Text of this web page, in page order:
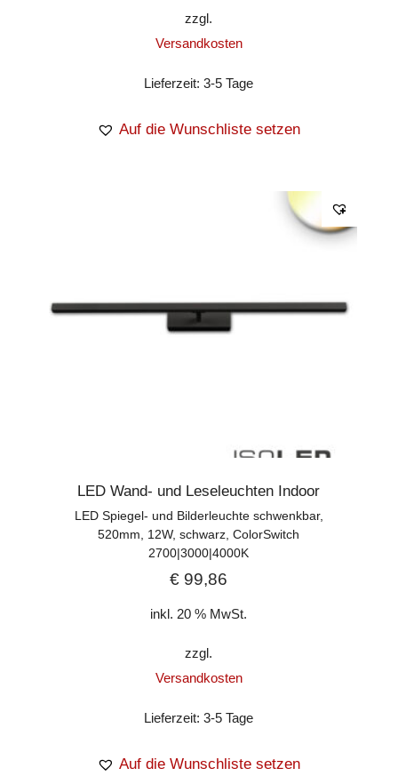
zzgl.
Versandkosten
Lieferzeit:3-5 Tage
Auf die Wunschliste setzen
LED Wand- und Leseleuchten Indoor
LED Spiegel- und Bilderleuchte schwenkbar,
520mm, 12W, schwarz, ColorSwitch
2700|3000|4000K
€ 99,86
inkl. 20 % MwSt.
zzgl.
Versandkosten
Lieferzeit:3-5 Tage
Auf die Wunschliste setzen